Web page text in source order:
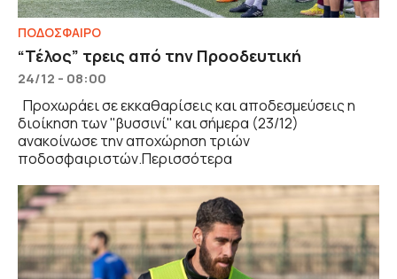
ΠΟΔΟΣΦΑΙΡΟ
“Τέλος” τρεις από την Προοδευτική
24/12 - 08:00
Προχωράει σε εκκαθαρίσεις και αποδεσμεύσεις η
διοίκηση των "βυσσινί" και σήμερα (23/12)
ανακοίνωσε την αποχώρηση τριών
ποδοσφαιριστών.Περισσότερα